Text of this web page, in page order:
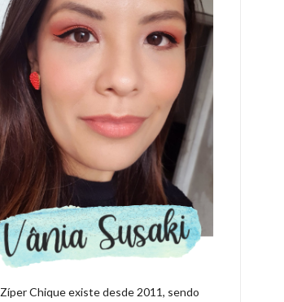
Zíper Chique existe desde 2011, sendo